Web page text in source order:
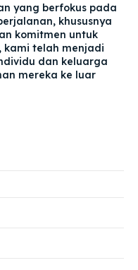
yang berfokus pada
khususnya
komitmen untuk
kami telah menjadi
dan keluarga
mereka ke luar